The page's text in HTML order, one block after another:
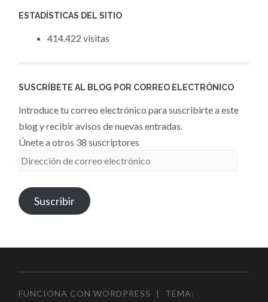
ESTADÍSTICAS DEL SITIO
414.422 visitas
SUSCRÍBETE AL BLOG POR CORREO ELECTRÓNICO
Introduce tu correo electrónico para suscribirte a este
blog y recibir avisos de nuevas entradas.
Únete a otros 38 suscriptores
Dirección
correo
electrónico
Suscribir
FUNCIONA CON WORDPRESS | TEMA: